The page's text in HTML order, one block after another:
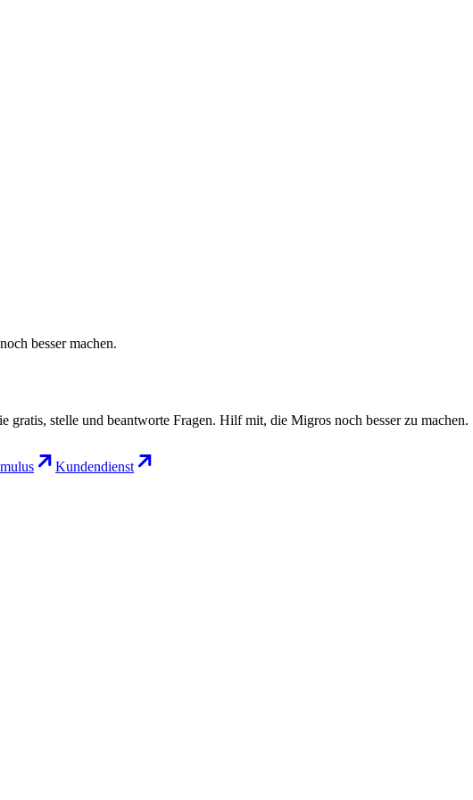
besser machen.
stelle und beantworte Fragen. Hilf mit, die Migros noch besser zu machen.
Kundendienst